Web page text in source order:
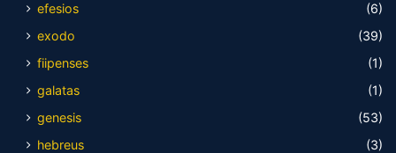
efesios
(6)
exodo
(39)
fiipenses
(1)
galatas
(1)
genesis
(53)
hebreus
(3)